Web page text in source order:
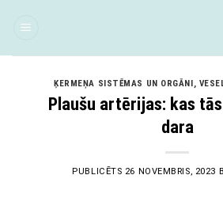
ĶERMEŅA SISTĒMAS UN ORGĀNI,
Plaušu artērijas: kas
dara
PUBLICĒTS 26 NOVEMBRIS, 2023